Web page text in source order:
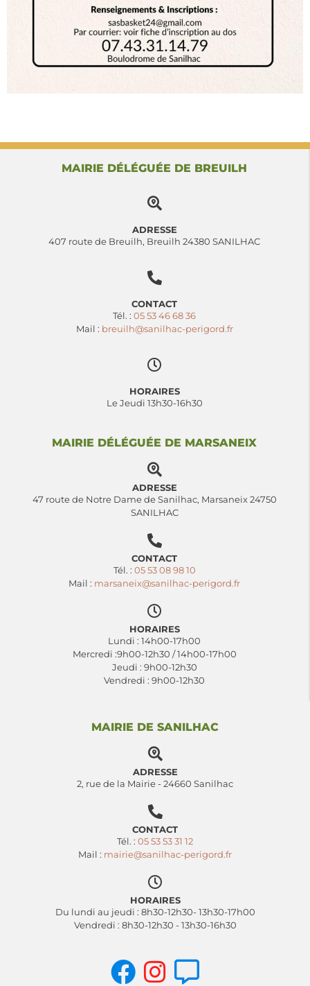
MAIRIE DÉLÉGUÉE DE BREUILH
ADRESSE
407 route de Breuilh, Breuilh 24380 SANILHAC
CONTACT
Tél. : 05 53 46 68 36
Mail : breuilh@sanilhac-perigord.fr
HORAIRES
Le Jeudi 13h30-16h30
MAIRIE DÉLÉGUÉE DE MARSANEIX
ADRESSE
47 route de Notre Dame de Sanilhac, Marsaneix 24750
SANILHAC
CONTACT
Tél. : 05 53 08 98 10
Mail : marsaneix@sanilhac-perigord.fr
HORAIRES
Lundi : 14h00-17h00
Mercredi :9h00-12h30 / 14h00-17h00
Jeudi : 9h00-12h30
Vendredi : 9h00-12h30
MAIRIE DE SANILHAC
ADRESSE
2, rue de la Mairie - 24660 Sanilhac
CONTACT
Tél. : 05 53 53 31 12
Mail : mairie@sanilhac-perigord.fr
HORAIRES
Du lundi au jeudi : 8h30-12h30- 13h30-17h00
Vendredi : 8h30-12h30 - 13h30-16h30